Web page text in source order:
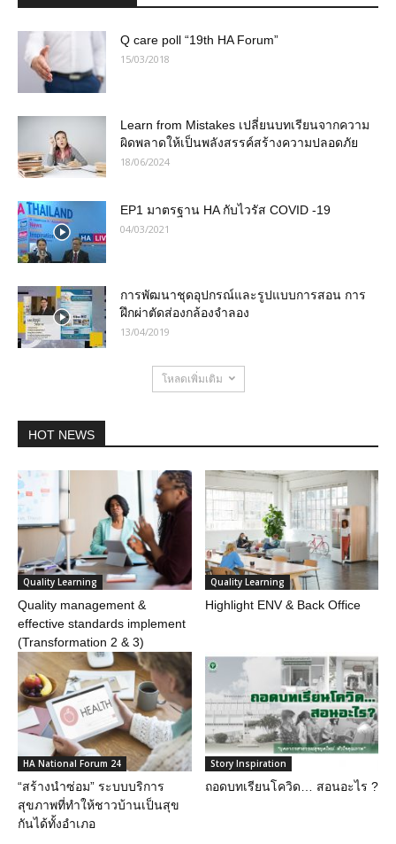
Q care poll “19th HA Forum”
15/03/2018
Learn from Mistakes เปลี่ยนบทเรียนจากความ
ผิดพลาดให้เป็นพลังสรรค์สร้างความปลอดภัย
18/06/2024
EP1 มาตรฐาน HA กับไวรัส COVID -19
04/03/2021
การพัฒนาชุดอุปกรณ์และรูปแบบการสอน การ
ฝึกผ่าตัดส่องกล้องจำลอง
13/04/2019
โหลดเพิ่มเติม
HOT NEWS
Quality Learning
Quality management &
effective standards implement
(Transformation 2 & 3)
Quality Learning
Highlight ENV & Back Office
HA National Forum 24
“สร้างนำซ่อม” ระบบบริการ
สุขภาพที่ทำให้ชาวบ้านเป็นสุข
กันได้ทั้งอำเภอ
Story Inspiration
ถอดบทเรียนโควิด… สอนอะไร ?